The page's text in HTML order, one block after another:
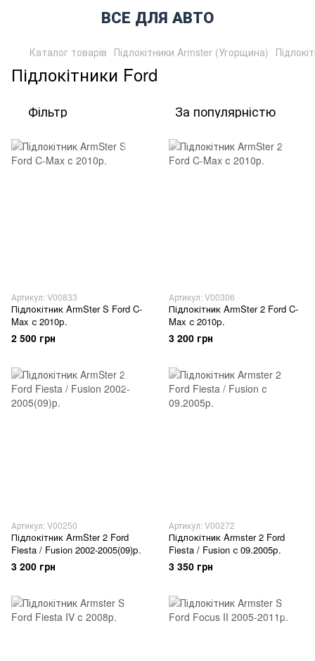
ВСЕ ДЛЯ АВТО
Каталог товарів Підлокітники Armster (Угорщина)
Підлокітники Ford
Фільтр За популярністю
Артикул: V00833
Підлокітник ArmSter S Ford C-
Max с 2010р.
2 500 грн
Артикул: V00306
Підлокітник ArmSter 2 Ford C-
Max с 2010р.
3 200 грн
Артикул: V00250
Підлокітник ArmSter 2 Ford
Fiesta / Fusion 2002-2005(09)р.
3 200 грн
Артикул: V00272
Підлокітник Armster 2 Ford
Fiesta / Fusion с 09.2005р.
3 350 грн